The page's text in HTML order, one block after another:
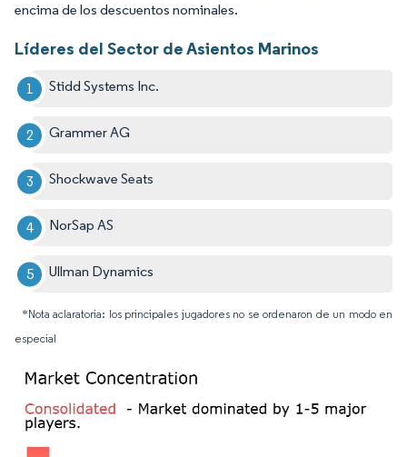
encima de los descuentos nominales.
Líderes del Sector de Asientos Marinos
Stidd Systems Inc.
Grammer AG
Shockwave Seats
NorSap AS
Ullman Dynamics
*Nota aclaratoria: los principales jugadores no se ordenaron de un modo en
especial